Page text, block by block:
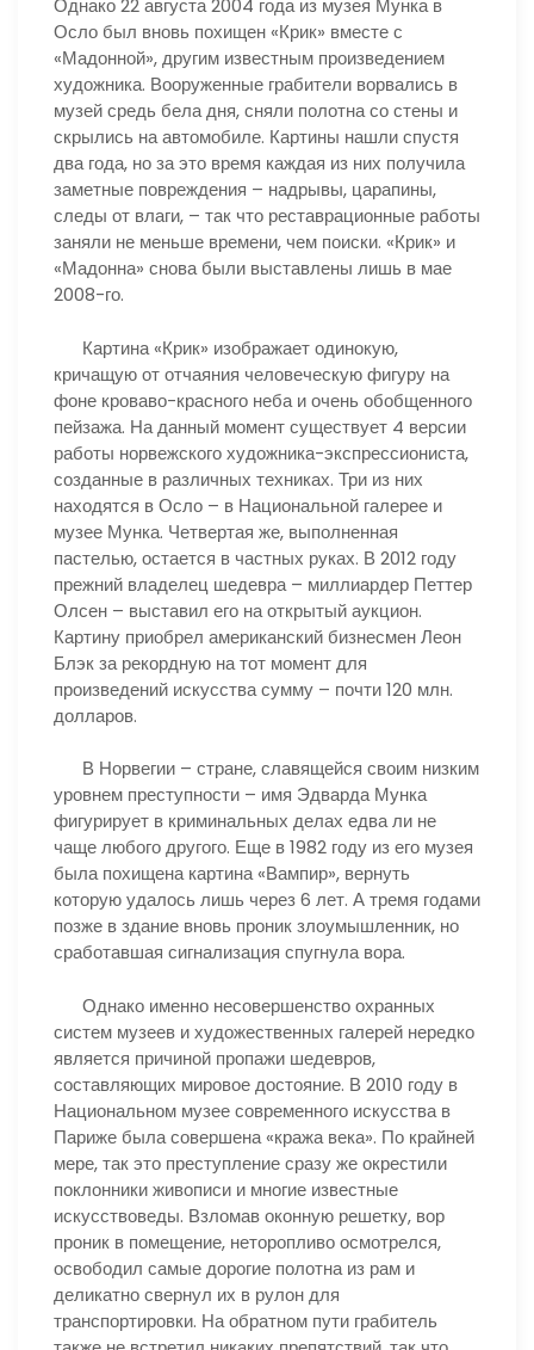
Однако 22 августа 2004 года из музея Мунка в
Осло был вновь похищен «Крик» вместе с
«Мадонной», другим известным произведением
художника. Вооруженные грабители ворвались в
музей средь бела дня, сняли полотна со стены и
скрылись на автомобиле. Картины нашли спустя
два года, но за это время каждая из них получила
заметные повреждения – надрывы, царапины,
следы от влаги, – так что реставрационные работы
заняли не меньше времени, чем поиски. «Крик» и
«Мадонна» снова были выставлены лишь в мае
2008-го.
Картина «Крик» изображает одинокую,
кричащую от отчаяния человеческую фигуру на
фоне кроваво-красного неба и очень обобщенного
пейзажа. На данный момент существует 4 версии
работы норвежского художника-экспрессиониста,
созданные в различных техниках. Три из них
находятся в Осло – в Национальной галерее и
музее Мунка. Четвертая же, выполненная
пастелью, остается в частных руках. В 2012 году
прежний владелец шедевра – миллиардер Петтер
Олсен – выставил его на открытый аукцион.
Картину приобрел американский бизнесмен Леон
Блэк за рекордную на тот момент для
произведений искусства сумму – почти 120 млн.
долларов.
В Норвегии – стране, славящейся своим низким
уровнем преступности – имя Эдварда Мунка
фигурирует в криминальных делах едва ли не
чаще любого другого. Еще в 1982 году из его музея
была похищена картина «Вампир», вернуть
которую удалось лишь через 6 лет. А тремя годами
позже в здание вновь проник злоумышленник, но
сработавшая сигнализация спугнула вора.
Однако именно несовершенство охранных
систем музеев и художественных галерей нередко
является причиной пропажи шедевров,
составляющих мировое достояние. В 2010 году в
Национальном музее современного искусства в
Париже была совершена «кража века». По крайней
мере, так это преступление сразу же окрестили
поклонники живописи и многие известные
искусствоведы. Взломав оконную решетку, вор
проник в помещение, неторопливо осмотрелся,
освободил самые дорогие полотна из рам и
деликатно свернул их в рулон для
транспортировки. На обратном пути грабитель